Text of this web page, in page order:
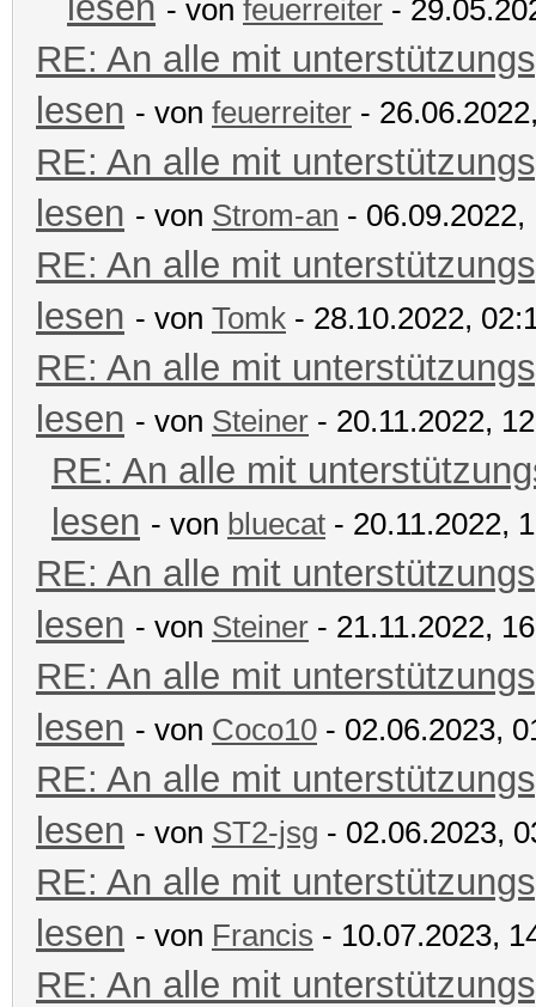
- von feuerreiter -
RE: An alle mit
lesen - von feuerreiter -
RE: An alle mit
lesen - von Strom-an - 06.09.2022,
RE: An alle mit
lesen - von Tomk - 28.10.2022,
RE: An alle mit
lesen - von Steiner - 20.11.2022,
RE: An alle mit
lesen - von bluecat - 20.11.2022,
RE: An alle mit
lesen - von Steiner - 21.11.2022,
RE: An alle mit
lesen - von Coco10 - 02.06.2023,
RE: An alle mit
lesen - von ST2-jsg - 02.06.2023,
RE: An alle mit
lesen - von Francis - 10.07.2023,
RE: An alle mit